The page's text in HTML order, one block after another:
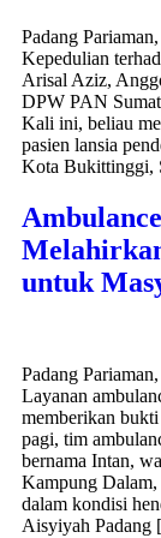
Padang
Kepedulian
Arisal Aziz,
DPW PAN
Kali ini, beliau
pasien lansia
Kota Bukittinggi,
untuk
Padang
Layanan
memberikan
pagi, tim
bernama Intan,
Kampung Dalam,
dalam kondisi
Aisyiyah